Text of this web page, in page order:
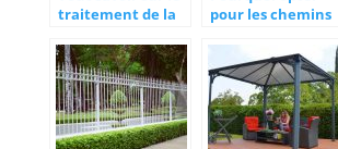
traitement de la
bouillie bordelaise
pour les chemins
deroulables dans
le jardin ?